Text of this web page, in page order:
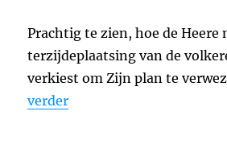
Prachtig te zien, hoe de Heere
terzijdeplaatsing van de
verkiest om Zijn plan te
verder